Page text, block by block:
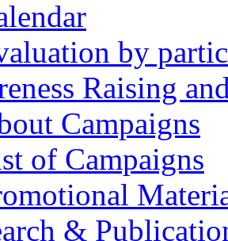
by
Raising
Campaigns
of Campaigns
&